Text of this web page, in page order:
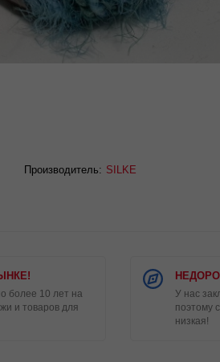
Производитель: SILKE
более 10 лет на
и товаров для
У нас
поэтому
низкая!